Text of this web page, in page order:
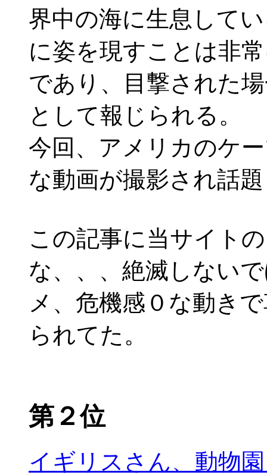
界中の海に生息して
に姿を現すことは非
であり、目撃された
として報じられる。
今回、アメリカのケ
な動画が撮影され話
この記事に当サイト
な、、、絶滅しない
メ、危機感０な動き
られてた。
第２位
イギリスさん、動物